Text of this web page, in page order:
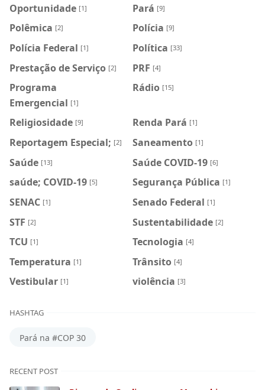
Oportunidade [1] Pará [9]
Polêmica [2] Polícia [9]
Polícia Federal [1] Política [33]
Prestação de Serviço [2] PRF [4]
Programa
Emergencial [1]
Rádio [15]
Religiosidade [9] Renda Pará [1]
Reportagem Especial; [2] Saneamento [1]
Saúde [13] Saúde COVID-19 [6]
saúde; COVID-19 [5] Segurança Pública [1]
SENAC [1] Senado Federal [1]
STF [2] Sustentabilidade [2]
TCU [1] Tecnologia [4]
Temperatura [1] Trânsito [4]
Vestibular [1] violência [3]
HASHTAG
Pará na #COP 30
RECENT POST